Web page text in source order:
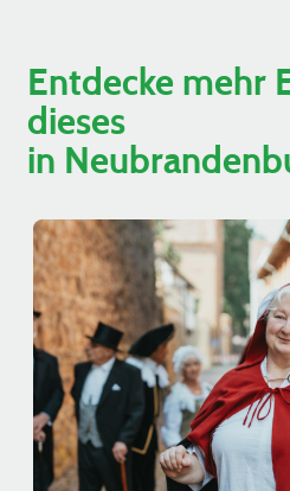
Entdecke mehr
dieses
in